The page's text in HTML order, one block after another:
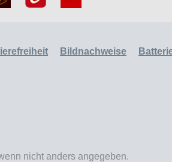
Bildnachweise
nicht anders angegeben.